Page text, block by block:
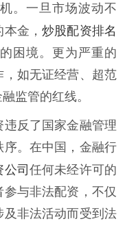
。一旦市场波动不
本金，炒股配资排名
困境。更为严重的
如无证经营、超范
监管的红线。
反了国家金融管理
。在中国，金融行
司任何未经许可的
与非法配资，不仅
及非法活动而受到法